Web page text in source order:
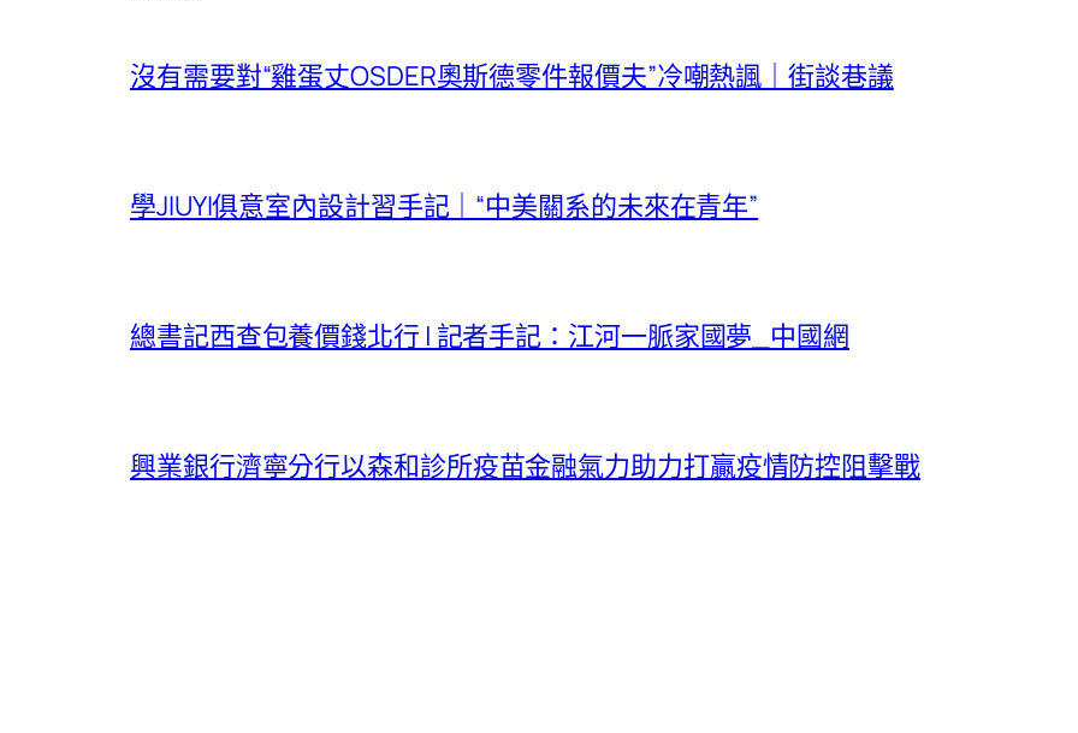
沒有需要對“雞蛋丈OSDER奧斯德零件報價夫”冷嘲熱諷｜街談巷議
學JIUYI俱意室內設計習手記｜“中美關系的未來在青年”
總書記西查包養價錢北行 | 記者手記：江河一脈家國夢_中國網
興業銀行濟寧分行以森和診所疫苗金融氣力助力打贏疫情防控阻擊戰